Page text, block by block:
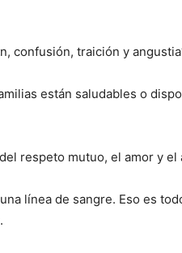
confusión, traición y
están saludables o
respeto mutuo, el amor y el
línea de sangre. Eso es